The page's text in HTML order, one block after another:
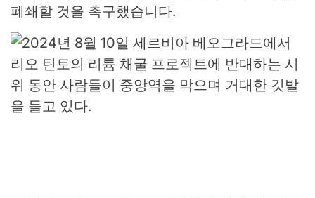
폐쇄할 것을 촉구했습니다.